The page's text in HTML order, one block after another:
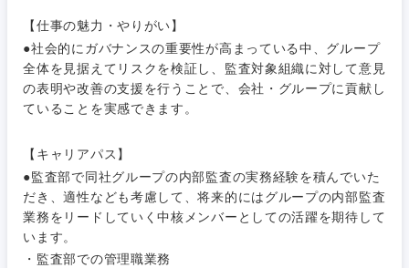
【仕事の魅力・やりがい】
●社会的にガバナンスの重要性が高まっている中、グループ
全体を見据えてリスクを検証し、監査対象組織に対して意見
の表明や改善の支援を行うことで、会社・グループに貢献し
ていることを実感できます。
【キャリアパス】
●監査部で同社グループの内部監査の実務経験を積んでいた
だき、適性なども考慮して、将来的にはグループの内部監査
業務をリードしていく中核メンバーとしての活躍を期待して
います。
・監査部での管理職業務
人事
営業
サービス
M&A・事業投資
政策渉外
人事
マーケティング
クリエイティブ
コンサルタント
素材・化学・金属
メディカル・ヘルスケア・ライフサイエンス
福島県
フリーワード
急募 第二新卒